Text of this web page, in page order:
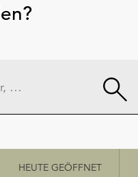
HEUTE GEÖFFNET